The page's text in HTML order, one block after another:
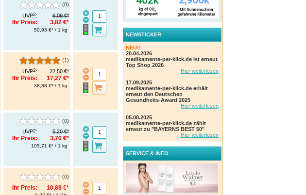
(0)
UVP2: 6,09 €*
Ihr Preis: 3,82 €*
50,93 €* / 1 kg
(1)
UVP2: 22,50 €*
Ihr Preis: 17,27 €*
38,38 €* / 1 kg
(0)
UVP2: 5,20 €*
Ihr Preis: 3,70 €*
105,71 €* / 1 kg
(0)
Ihr Preis: 10,88 €*
NEWSTICKER
NEU!!
20.04.2026
medikamente-per-klick.de ist erneut
Top Shop 2026
Hier weiterlesen
17.09.2025
medikamente-per-klick.de erhält
erneut den Deutschen
Gesundheits-Award 2025
Hier weiterlesen
05.08.2025
medikamente-per-klick.de zählt
erneut zu "BAYERNS BEST 50"
Hier weiterlesen
SERVICE & INFO